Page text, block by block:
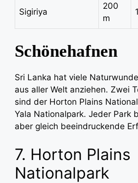
Sigiriya
200
m
Schönehafnen
Sri Lanka hat viele
aus aller Welt anziehen. Zwei
sind der Horton Plains
Yala Nationalpark. Jeder Park
aber gleich beeindruckende
7. Horton Plains
Nationalpark